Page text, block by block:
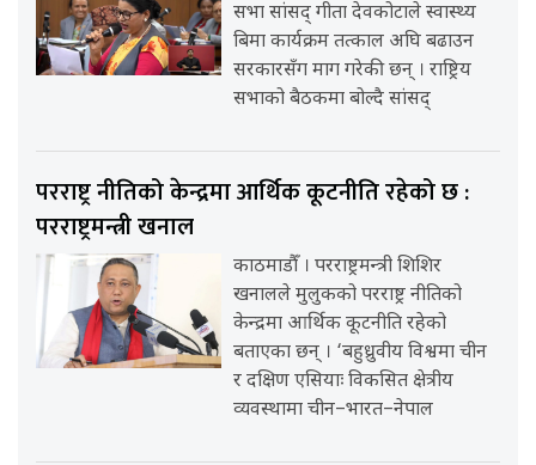
सभा सांसद् गीता देवकोटाले स्वास्थ्य
बिमा कार्यक्रम तत्काल अघि बढाउन
सरकारसँग माग गरेकी छन् । राष्ट्रिय
सभाको बैठकमा बोल्दै सांसद्
परराष्ट्र नीतिको केन्द्रमा आर्थिक कूटनीति रहेको छ :
परराष्ट्रमन्त्री खनाल
काठमाडौँ । परराष्ट्रमन्त्री शिशिर
खनालले मुलुकको परराष्ट्र नीतिको
केन्द्रमा आर्थिक कूटनीति रहेको
बताएका छन् । ‘बहुध्रुवीय विश्वमा चीन
र दक्षिण एसियाः विकसित क्षेत्रीय
व्यवस्थामा चीन–भारत–नेपाल